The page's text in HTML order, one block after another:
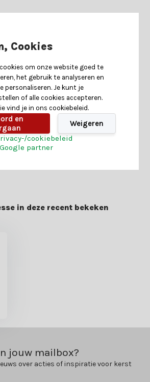
en
in deze recent bekeken
jouw mailbox?
over acties of inspiratie voor kerst
Cookies
om onze website goed te
het gebruik te analyseren en
personaliseren. Je kunt je
of alle cookies accepteren.
vind je in ons cookiebeleid.
en
Weigeren
cookiebeleid
partner